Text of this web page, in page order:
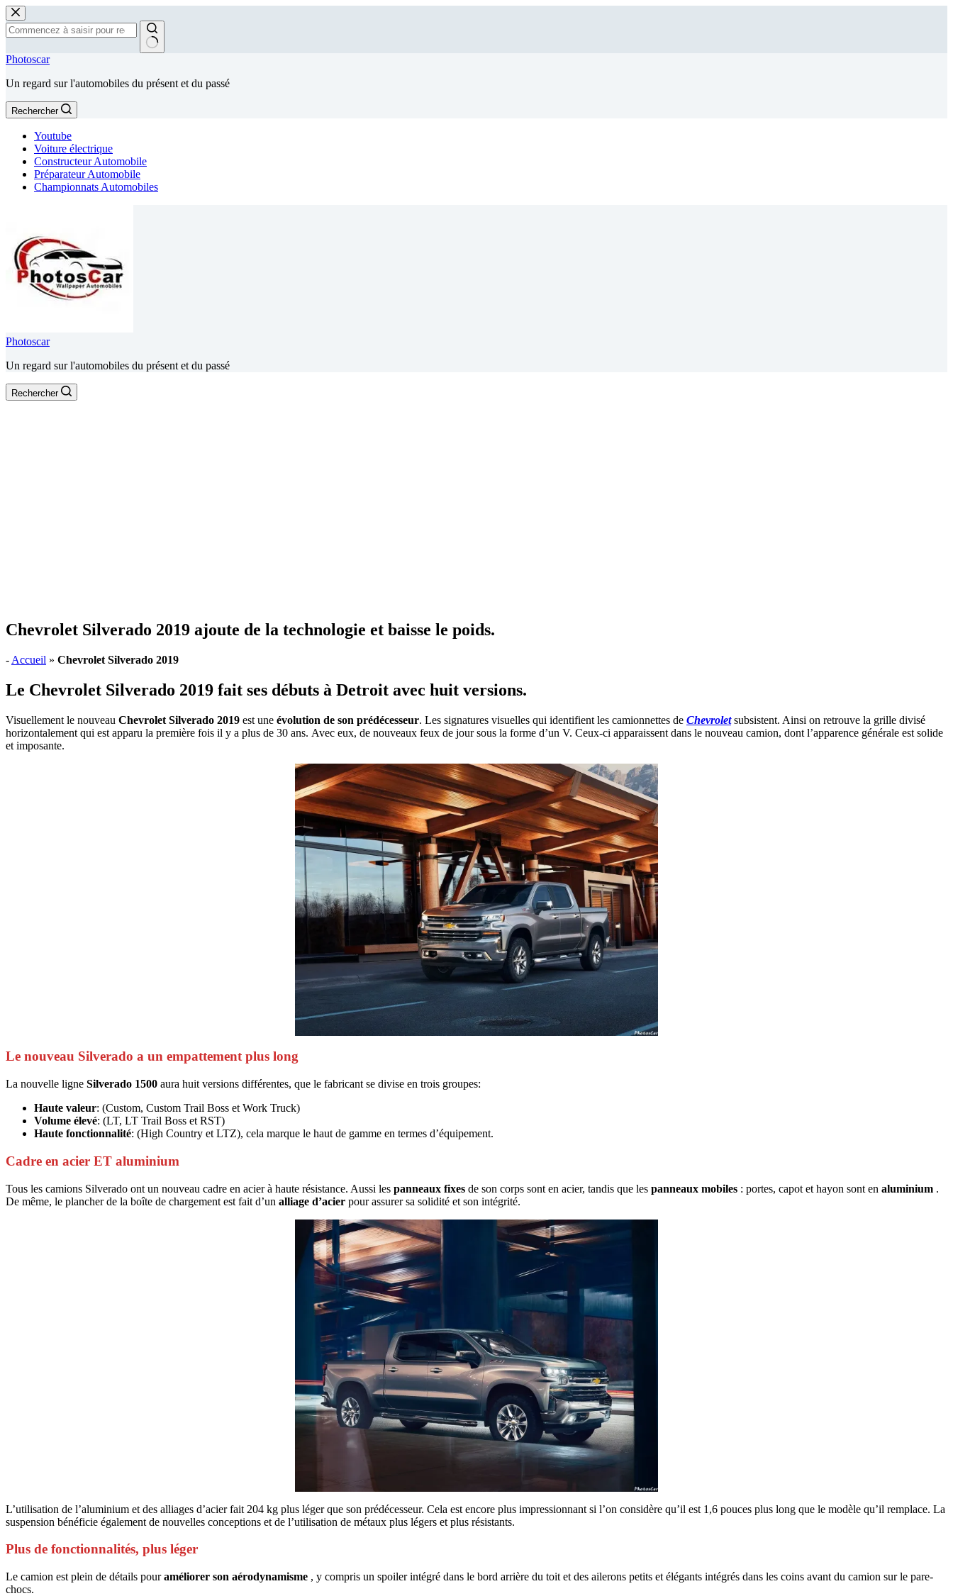
Passer
au
contenu
Aucun
Photoscar
Un regard sur l'automobiles du présent et du passé
Rechercher
Youtube
Voiture électrique
Constructeur Automobile
Préparateur Automobile
Championnats Automobiles
Photoscar
Un regard sur l'automobiles du présent et du passé
Rechercher
Chevrolet Silverado 2019 ajoute de la technologie et baisse le poids.
- Accueil » Chevrolet Silverado 2019
Le Chevrolet Silverado 2019 fait ses débuts à Detroit avec huit versions.
Visuellement le nouveau Chevrolet Silverado 2019 est une évolution de son prédécesseur. Les signatures visuelles qui identifient les camionnettes de Chevroletsubsistent. Ainsi on retrouve la grille divisé
horizontalement qui est apparu la première fois il y a plus de 30 ans. Avec eux, de nouveaux feux de jour sous la forme d’un V. Ceux-ci apparaissent dans le nouveau camion, dont l’apparence générale est solide
et imposante.
Le nouveau Silverado a un empattement plus long
La nouvelle ligne Silverado 1500 aura huit versions différentes, que le fabricant se divise en trois groupes:
Haute valeur: (Custom, Custom Trail Boss et Work Truck)
Volume élevé: (LT, LT Trail Boss et RST)
Haute fonctionnalité: (High Country et LTZ), cela marque le haut de gamme en termes d’équipement.
Cadre en acier ET aluminium
Tous les camions Silverado ont un nouveau cadre en acier à haute résistance. Aussi les panneaux fixes de son corps sont en acier, tandis que les panneaux mobiles : portes, capot et hayon sont en aluminium .
De même, le plancher de la boîte de chargement est fait d’un alliage d’acier pour assurer sa solidité et son intégrité.
L’utilisation de l’aluminium et des alliages d’acier fait 204 kg plus léger que son prédécesseur. Cela est encore plus impressionnant si l’on considère qu’il est 1,6 pouces plus long que le modèle qu’il remplace. La
suspension bénéficie également de nouvelles conceptions et de l’utilisation de métaux plus légers et plus résistants.
Plus de fonctionnalités, plus léger
Le camion est plein de détails pouraméliorer son aérodynamisme , y compris un spoiler intégré dans le bord arrière du toit et des ailerons petits et élégants intégrés dans les coins avant du camion sur le pare-
chocs.